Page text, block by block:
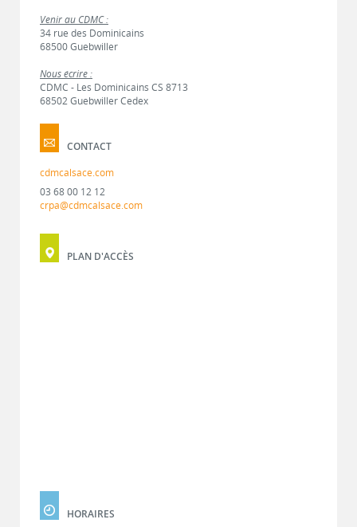
Venir au CDMC :
34 rue des Dominicains
68500 Guebwiller
Nous écrire :
CDMC - Les Dominicains CS 8713
68502 Guebwiller Cedex
CONTACT
cdmcalsace.com
03 68 00 12 12
crpa@cdmcalsace.com
PLAN D'ACCÈS
HORAIRES